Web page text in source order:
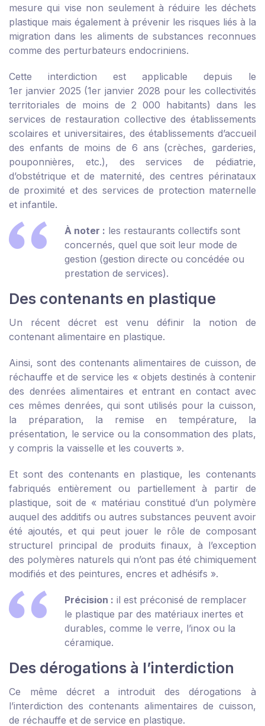
mesure qui vise non seulement à réduire les déchets
plastique mais également à prévenir les risques liés à la
migration dans les aliments de substances reconnues
comme des perturbateurs endocriniens.
Cette interdiction est applicable depuis le
1er janvier 2025 (1er janvier 2028 pour les collectivités
territoriales de moins de 2 000 habitants) dans les
services de restauration collective des établissements
scolaires et universitaires, des établissements d’accueil
des enfants de moins de 6 ans (crèches, garderies,
pouponnières, etc.), des services de pédiatrie,
d’obstétrique et de maternité, des centres périnataux
de proximité et des services de protection maternelle
et infantile.
À noter : les restaurants collectifs sont
concernés, quel que soit leur mode de
gestion (gestion directe ou concédée ou
prestation de services).
Des contenants en plastique
Un récent décret est venu définir la notion de
contenant alimentaire en plastique.
Ainsi, sont des contenants alimentaires de cuisson, de
réchauffe et de service les « objets destinés à contenir
des denrées alimentaires et entrant en contact avec
ces mêmes denrées, qui sont utilisés pour la cuisson,
la préparation, la remise en température, la
présentation, le service ou la consommation des plats,
y compris la vaisselle et les couverts ».
Et sont des contenants en plastique, les contenants
fabriqués entièrement ou partiellement à partir de
plastique, soit de « matériau constitué d’un polymère
auquel des additifs ou autres substances peuvent avoir
été ajoutés, et qui peut jouer le rôle de composant
structurel principal de produits finaux, à l’exception
des polymères naturels qui n’ont pas été chimiquement
modifiés et des peintures, encres et adhésifs ».
Précision : il est préconisé de remplacer
le plastique par des matériaux inertes et
durables, comme le verre, l’inox ou la
céramique.
Des dérogations à l’interdiction
Ce même décret a introduit des dérogations à
l’interdiction des contenants alimentaires de cuisson,
de réchauffe et de service en plastique.